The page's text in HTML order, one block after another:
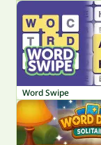
Word Swipe